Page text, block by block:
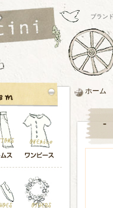
ブラン
ホー
-